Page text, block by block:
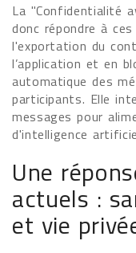
La "Confidentialité
donc répondre à
l'exportation du
l’application et en
automatique des
participants. Elle
messages pour
d'intelligence
Une
actuels :
et vie